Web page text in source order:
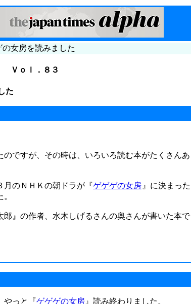
の女房を読みました
Ｖｏｌ．８３
た
ですが、その時は、いろいろ読む本がたくさんあ
月のＮＨＫの朝ドラが『ゲゲゲの女房 』に決まった
』の作者、水木しげるさんの奥さんが書いた本で
やっと『ゲゲゲの女房 』読み終わりました。